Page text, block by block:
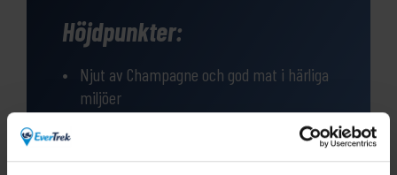
Höjdpunkter:
Njut av Champagne och god mat i härliga
miljöer
böljande kullarna